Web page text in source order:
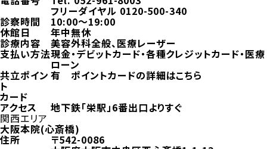
フリーダイヤル 0120-500-340
診察時間 10:00～19:00
休館日 年中無休
診療内容 美容外科全般、医療レーザー
支払い方法現金・デビットカード・各種クレジットカード・医療
ローン
共立ポイン
ト
カード
有 ポイントカードの詳細はこちら
アクセス 地下鉄「栄駅」6番出口よりすぐ
関西エリア
大阪本院(心斎橋)
住所 〒542-0086